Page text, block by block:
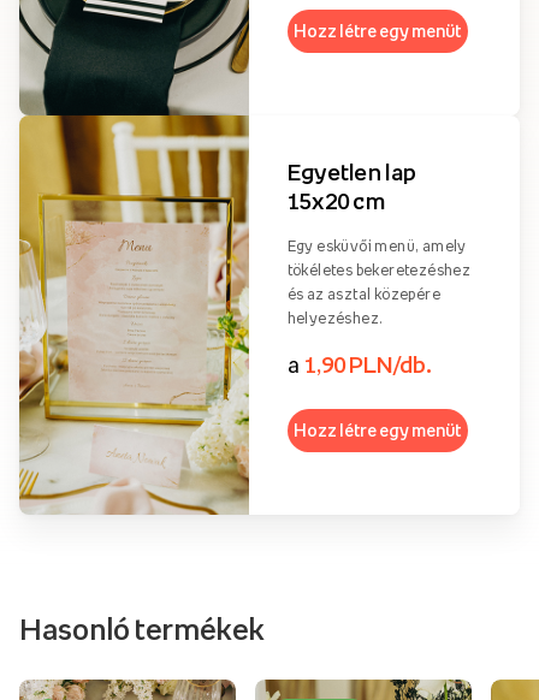
Hozz létre egy menüt
Egyetlen lap
15x20 cm
Egy esküvői menü, amely
tökéletes bekeretezéshez
és az asztal közepére
helyezéshez.
a 1,90 PLN/db.
Hozz létre egy menüt
Hasonló termékek